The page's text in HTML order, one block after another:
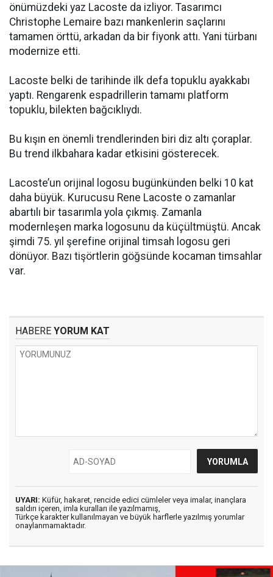
önümüzdeki yaz Lacoste da izliyor. Tasarımcı
Christophe Lemaire bazı mankenlerin saçlarını
tamamen örttü, arkadan da bir fiyonk attı. Yani türbanı
modernize etti.
Lacoste belki de tarihinde ilk defa topuklu ayakkabı
yaptı. Rengarenk espadrillerin tamamı platform
topuklu, bilekten bağcıklıydı.
Bu kışın en önemli trendlerinden biri diz altı çoraplar.
Bu trend ilkbahara kadar etkisini gösterecek.
Lacoste’un orijinal logosu bugünkünden belki 10 kat
daha büyük. Kurucusu Rene Lacoste o zamanlar
abartılı bir tasarımla yola çıkmış. Zamanla
modernleşen marka logosunu da küçültmüştü. Ancak
şimdi 75. yıl şerefine orijinal timsah logosu geri
dönüyor. Bazı tişörtlerin göğsünde kocaman timsahlar
var.
HABERE YORUM KAT
UYARI: Küfür, hakaret, rencide edici cümleler veya imalar, inançlara
saldırı içeren, imla kuralları ile yazılmamış,
Türkçe karakter kullanılmayan ve büyük harflerle yazılmış yorumlar
onaylanmamaktadır.